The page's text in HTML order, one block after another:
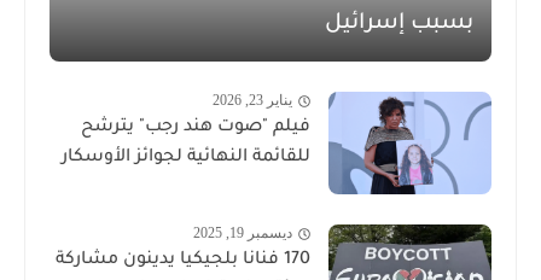
بسبب إسرائيل
يناير 23, 2026
فيلم "صوت هند رجب" يترشح
للقائمة النهائية لجوائز الأوسكار
ديسمبر 19, 2025
170 فنانا بلجيكيا يدينون مشاركة